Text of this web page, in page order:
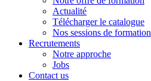
Actualité
Télécharger le catalogue
Nos sessions de formation
Recrutements
Notre approche
Jobs
Contact us